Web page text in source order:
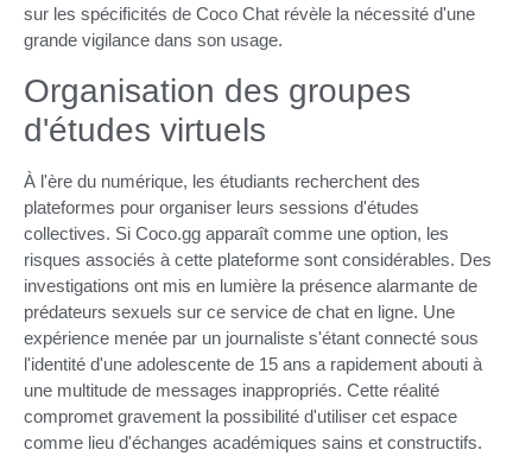
sur les spécificités de Coco Chat révèle la nécessité d'une
grande vigilance dans son usage.
Organisation des groupes
d'études virtuels
À l'ère du numérique, les étudiants recherchent des
plateformes pour organiser leurs sessions d'études
collectives. Si Coco.gg apparaît comme une option, les
risques associés à cette plateforme sont considérables. Des
investigations ont mis en lumière la présence alarmante de
prédateurs sexuels sur ce service de chat en ligne. Une
expérience menée par un journaliste s'étant connecté sous
l'identité d'une adolescente de 15 ans a rapidement abouti à
une multitude de messages inappropriés. Cette réalité
compromet gravement la possibilité d'utiliser cet espace
comme lieu d'échanges académiques sains et constructifs.